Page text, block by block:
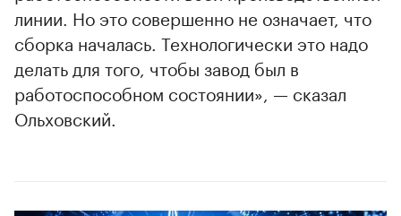
линии. Но это совершенно не означает, что
сборка началась. Технологически это надо
делать для того, чтобы завод был в
работоспособном состоянии», — сказал
Ольховский.